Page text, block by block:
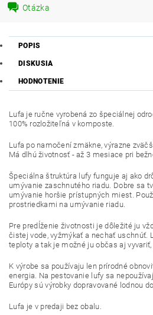
Otázka
POPIS
DISKUSIA
HODNOTENIE
Lufa je ručne vyrobená zo špeciálnej
100% rozložiteľná v komposte.
Lufa po namočení zmäkne, výrazne
Má dlhú životnosť - až 3 mesiace pri
Špeciálna štruktúra lufy funguje aj ako
umývanie zaschnutého riadu. Dobre sa
umývanie horšie prístupných miest.
prostriedkami na umývanie riadu.
Pre predĺženie životnosti je dôležité ju
čistej vode, vyžmýkať a nechať uschnúť.
teploty a tak je možné ju občas aj
K výrobe sa používaju len prírodné
energia. Na pestovanie lufy sa
Európy sú výrobky dopravované lodnou
Lufa je v predaji bez obalu.